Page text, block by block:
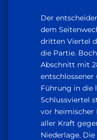
Der
dem
dritten Viertel
die Partie.
Abschnitt mit
Führung in die
Schlussviertel
vor heimischer
aller Kraft
Niederlage.